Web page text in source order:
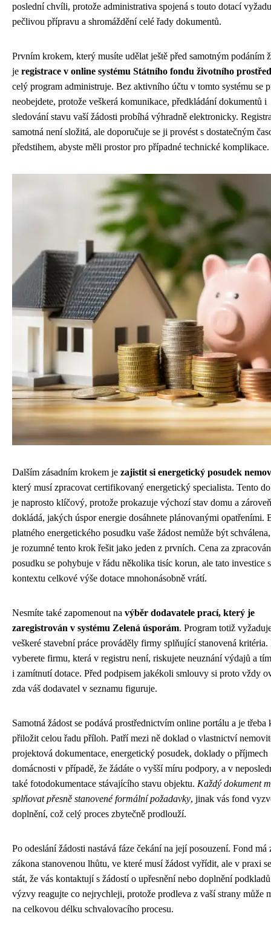
poslední chvíli, protože administrativa spojená s touto dotací
pečlivou přípravu a shromáždění celé řady dokumentů.
Prvním krokem, který musíte udělat ještě před samotným podáním
je registrace v online systému Státního fondu životního
celý program administruje. Bez aktivního účtu v tomto systému se
neobejdete, protože veškerá komunikace, předkládání dokumentů i
sledování stavu vaší žádosti probíhá výhradně elektronicky.
samotná není složitá, ale doporučuje se ji provést s dostatečným
předstihem, abyste měli prostor pro případné technické komplikace.
Dalším zásadním krokem je zajistit si energetický posudek
který musí zpracovat certifikovaný energetický specialista. Tento
je naprosto klíčový, protože prokazuje výchozí stav domu a zároveň
dokládá, jakých úspor energie dosáhnete plánovanými opatřeními.
platného energetického posudku vaše žádost nemůže být
je rozumné tento krok řešit jako jeden z prvních. Cena za
posudku se pohybuje v řádu několika tisíc korun, ale tato investice
kontextu celkové výše dotace mnohonásobně vrátí.
Nesmíte také zapomenout na výběr dodavatele prací, který je
zaregistrován v systému Zelená úsporám. Program totiž
veškeré stavební práce prováděly firmy splňující stanovená kritéria.
vyberete firmu, která v registru není, riskujete neuznání výdajů a
i zamítnutí dotace. Před podpisem jakékoli smlouvy si proto vždy
zda váš dodavatel v seznamu figuruje.
Samotná žádost se podává prostřednictvím online portálu a je třeba
přiložit celou řadu příloh. Patří mezi ně doklad o vlastnictví
projektová dokumentace, energetický posudek, doklady o příjmech
domácnosti v případě, že žádáte o vyšší míru podpory, a v
také fotodokumentace stávajícího stavu objektu. Každý dokument
splňovat přesně stanovené formální požadavky, jinak vás fond
doplnění, což celý proces zbytečně prodlouží.
Po odeslání žádosti nastává fáze čekání na její posouzení. Fond má
zákona stanovenou lhůtu, ve které musí žádost vyřídit, ale v praxi
stát, že vás kontaktují s žádostí o upřesnění nebo doplnění
výzvy reagujte co nejrychleji, protože prodleva z vaší strany může
na celkovou délku schvalovacího procesu.